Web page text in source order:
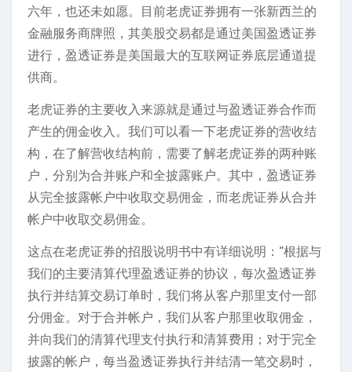
六年，也还未如愿。目前老虎证券拥有一张新西兰的
金融服务商牌照，其美股交易都是通过美国盈透证券
进行，盈透证券是美国最大的互联网证券底层通道提
供商。
老虎证券的主要收入来源就是通过与盈透证券合作而
产生的佣金收入。我们可以看一下老虎证券的营收结
构，在了解营收结构前，需要了解老虎证券的两种账
户，分别为合并账户和全披露账户。其中，盈透证券
从完全披露帐户中收取交易佣金，而老虎证券从合并
帐户中收取交易佣金。
这点在老虎证券的招股说明书中有详细说明：“根据与
我们的主要清算代理盈透证券的协议，每次盈透证券
执行并结算交易订单时，我们将从客户那里支付一部
分佣金。对于合并帐户，我们从客户那里收取佣金，
并向我们的清算代理支付执行和清算费用；对于完全
披露的帐户，每当盈透证券执行并结清一笔交易时，